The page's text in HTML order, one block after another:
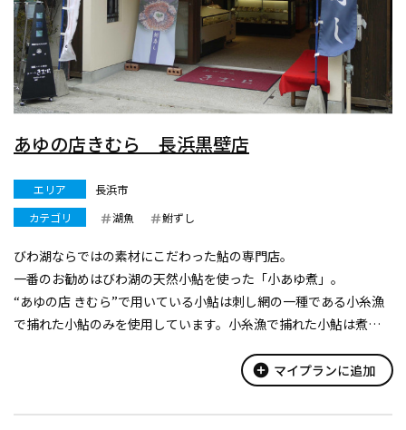
あゆの店きむら 長浜黒壁店
エリア
長浜市
カテゴリ
湖魚 鮒ずし
びわ湖ならではの素材にこだわった鮎の専門店。
一番のお勧めはびわ湖の天然小鮎を使った「小あゆ煮」。
“あゆの店 きむら”で用いている小鮎は刺し網の一種である小糸漁
で捕れた小鮎のみを使用しています。小糸漁で捕れた小鮎は煮炊
add_circle マイプランに追加